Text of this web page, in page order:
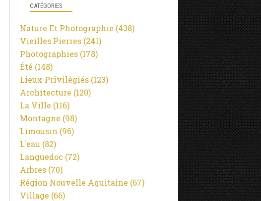
CATÉGORIES
Nature Et Photographie (438)
Vieilles Pierres (241)
Photographies (178)
Été (148)
Lieux Privilégiés (123)
Architecture (120)
La Ville (116)
Montagne (98)
Limousin (96)
L'eau (82)
Languedoc (72)
Arbres (70)
Région Nouvelle Aquitaine (67)
Village (66)